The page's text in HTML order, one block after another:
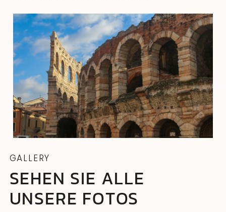
GALLERY
SEHEN SIE ALLE
UNSERE FOTOS